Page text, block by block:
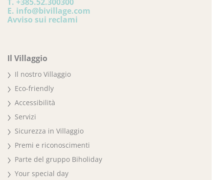
E. info@bivillage.com
Avviso sui reclami
Il Villaggio
Il nostro Villaggio
Eco-friendly
Accessibilità
Servizi
Sicurezza in Villaggio
Premi e riconoscimenti
Parte del gruppo Biholiday
Your special day